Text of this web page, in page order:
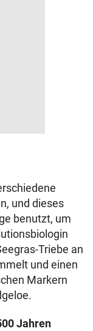
und dieses
benutzt, um
Triebe an
und einen
Markern
Jahren